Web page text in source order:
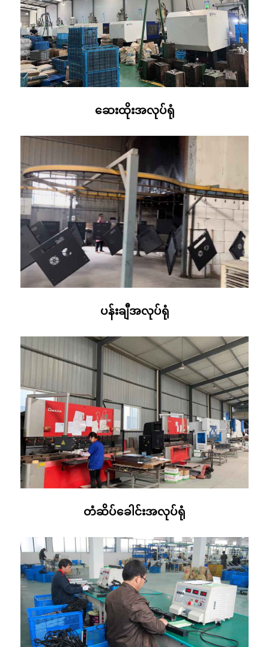
ဆေးထိုးအလုပ်ရုံ
ပန်းချီအလုပ်ရုံ
တံဆိပ်ခေါင်းအလုပ်ရုံ